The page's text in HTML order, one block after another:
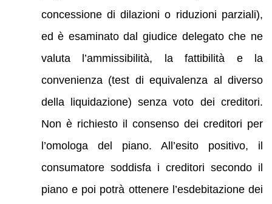
concessione di dilazioni o riduzioni parziali),
ed è esaminato dal giudice delegato che ne
valuta l’ammissibilità, la fattibilità e la
convenienza (test di equivalenza al diverso
della liquidazione) senza voto dei creditori.
Non è richiesto il consenso dei creditori per
l’omologa del piano. All’esito positivo, il
consumatore soddisfa i creditori secondo il
piano e poi potrà ottenere l’esdebitazione dei